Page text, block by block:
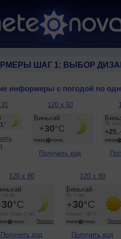
ШАГ 1: ВЫБОР
информеры с погодой по
120 x 60
Получить код
120 x 80
Получить код
120 x 80
Получить код